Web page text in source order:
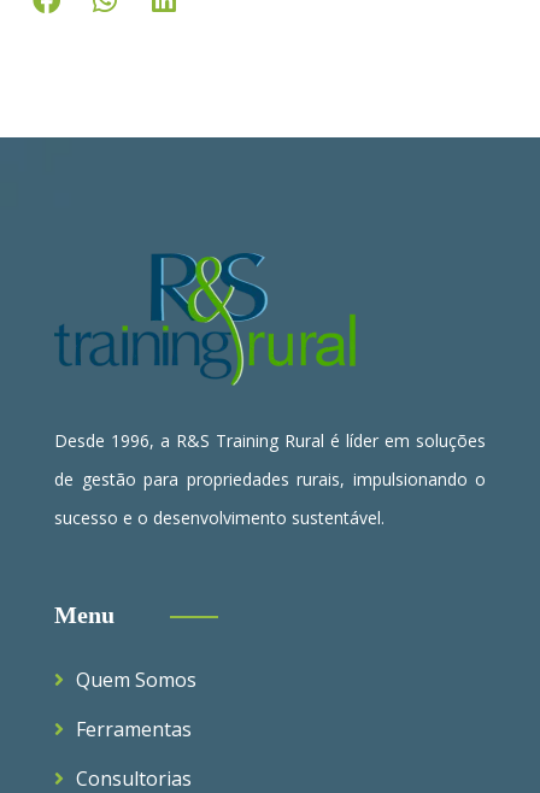
Desde 1996, a R&S Training Rural é líder em soluções
de gestão para propriedades rurais, impulsionando o
sucesso e o desenvolvimento sustentável.
Menu
Quem Somos
Ferramentas
Consultorias